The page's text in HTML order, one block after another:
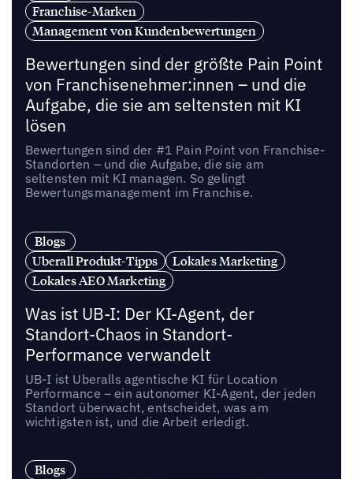
Franchise-Marken
Management von Kundenbewertungen
Bewertungen sind der größte Pain Point
von Franchisenehmer:innen – und die
Aufgabe, die sie am seltensten mit KI
lösen
Bewertungen sind der #1 Pain Point von Franchise-
Standorten – und die Aufgabe, die sie am
seltensten mit KI managen. So gelingt
Bewertungsmanagement im Franchise.
Blogs
Uberall Produkt-Tipps
Lokales Marketing
Lokales AEO Marketing
Was ist UB-I: Der KI-Agent, der
Standort-Chaos in Standort-
Performance verwandelt
UB-I ist Uberalls agentische KI für Location
Performance – ein autonomer KI-Agent, der jeden
Standort überwacht, entscheidet, was am
wichtigsten ist, und die Arbeit erledigt.
Blogs